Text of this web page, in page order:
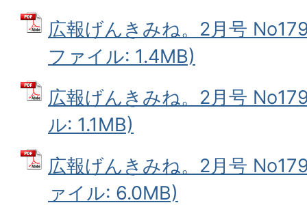
広報げんきみね。2月号
ファイル: 1.4MB)
広報げんきみね。2月号
ル: 1.1MB)
広報げんきみね。2月号
ァイル: 6.0MB)